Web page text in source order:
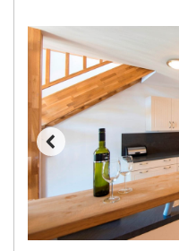
Val Thorens från
St. Anton från
Zell am See från
Canazei från 7.195
Livigno från 5.595 kr.
Ponte di Legno
Sauze dOulx från
Alleghe från 8.545
Bad Gastein från
Arabba från 11.045
La Thuile från 7.045